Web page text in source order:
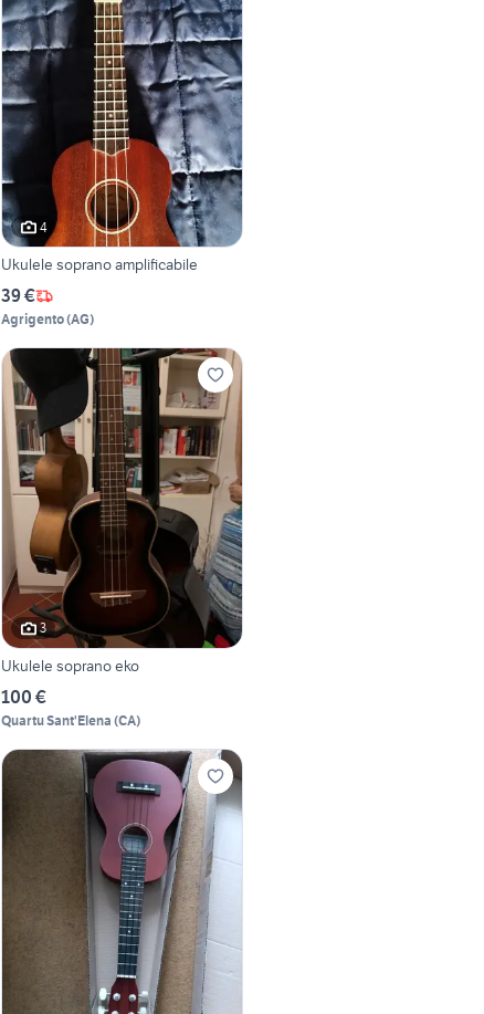
4
Ukulele soprano amplificabile
39 €
Agrigento(AG)
3
Ukulele soprano eko
100 €
Quartu Sant'Elena (CA)